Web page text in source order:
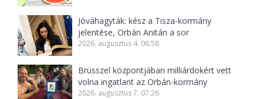
Jóváhagyták: kész a Tisza-kormány
jelentése, Orbán Anitán a sor
2026. augusztus 4. 06:58
Brüsszel központjában milliárdokért vett
volna ingatlant az Orbán-kormány
2026. augusztus 7. 07:26